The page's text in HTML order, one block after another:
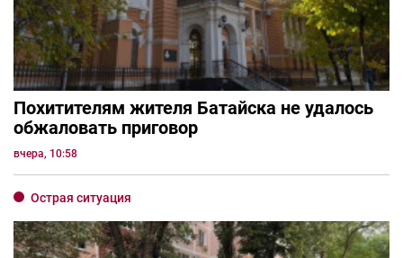
Похитителям жителя Батайска не удалось
обжаловать приговор
вчера, 10:58
Острая ситуация